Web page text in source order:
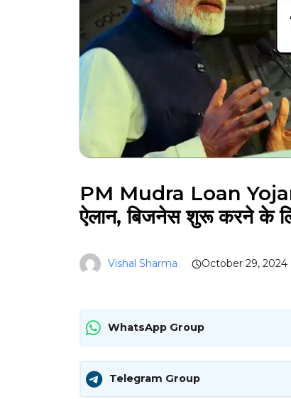
PM Mudra Loan
ऐलान, बिजनेस शुरू करने के
Vishal Sharma October 29, 2024
WhatsApp Group
Telegram Group